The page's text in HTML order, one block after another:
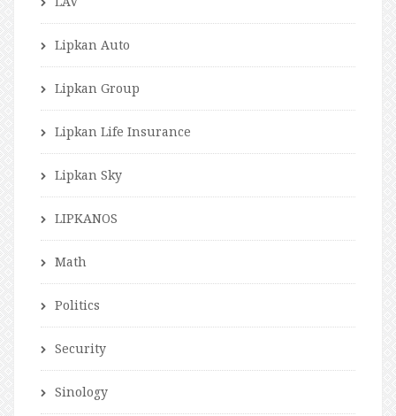
Lipkan Auto
Lipkan Group
Lipkan Life Insurance
Lipkan Sky
LIPKANOS
Math
Politics
Security
Sinology